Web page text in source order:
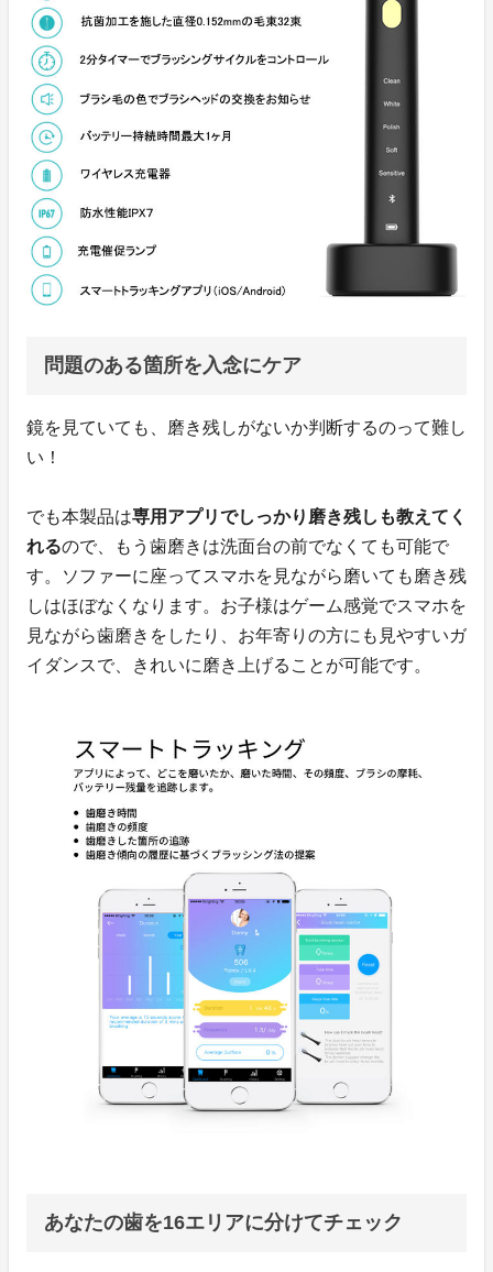
問題のある箇所を入念にケア
鏡を見ていても、磨き残しがないか判断するのって難し
い！
でも本製品は専用アプリでしっかり磨き残しも教えてく
れるので、もう歯磨きは洗面台の前でなくても可能で
す。ソファーに座ってスマホを見ながら磨いても磨き残
しはほぼなくなります。お子様はゲーム感覚でスマホを
見ながら歯磨きをしたり、お年寄りの方にも見やすいガ
イダンスで、きれいに磨き上げることが可能です。
あなたの歯を16エリアに分けてチェック